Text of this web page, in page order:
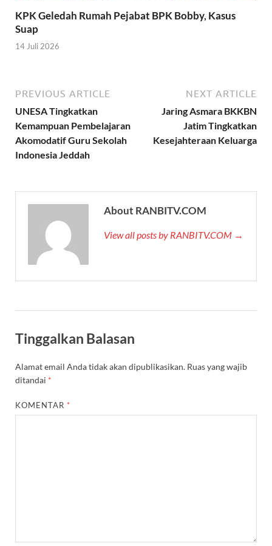
KPK Geledah Rumah Pejabat BPK Bobby, Kasus
Suap
14 Juli 2026
PREVIOUS ARTICLE
UNESA Tingkatkan
Kemampuan Pembelajaran
Akomodatif Guru Sekolah
Indonesia Jeddah
NEXT ARTICLE
Jaring Asmara BKKBN
Jatim Tingkatkan
Kesejahteraan Keluarga
About RANBITV.COM
View all posts by RANBITV.COM →
Tinggalkan Balasan
Alamat email Anda tidak akan dipublikasikan. Ruas yang wajib
ditandai *
KOMENTAR *